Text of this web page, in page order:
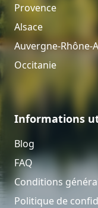
Provence
Alsace
Auvergne-Rhône-
Occitanie
Informations
Blog
FAQ
Conditions
Politique de